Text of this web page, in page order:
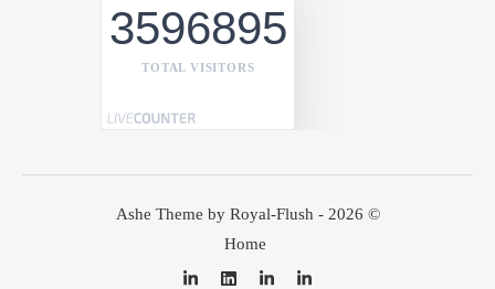
3596895
TOTAL VISITORS
Ashe Theme by Royal-Flush - 2026 ©
Home